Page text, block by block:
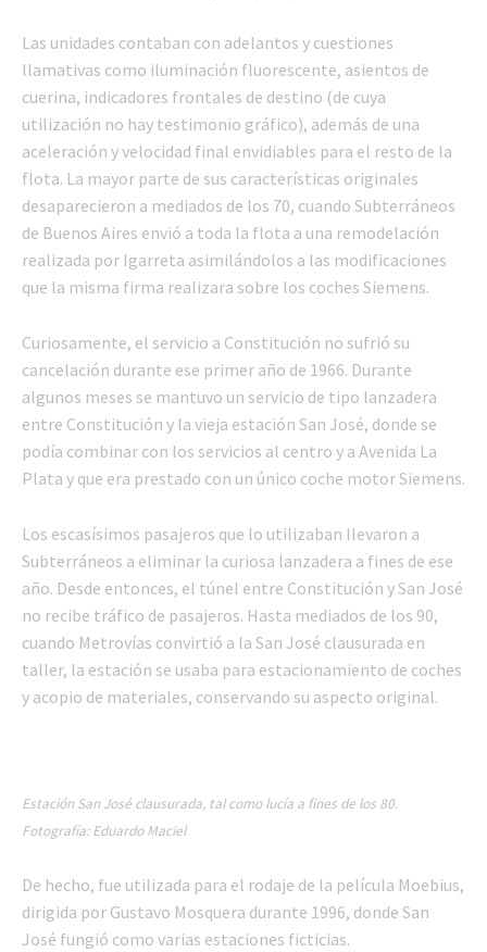
Las unidades contaban con adelantos y cuestiones
llamativas como iluminación fluorescente, asientos de
cuerina, indicadores frontales de destino (de cuya
utilización no hay testimonio gráfico), además de una
aceleración y velocidad final envidiables para el resto de la
flota. La mayor parte de sus características originales
desaparecieron a mediados de los 70, cuando Subterráneos
de Buenos Aires envió a toda la flota a una remodelación
realizada por Igarreta asimilándolos a las modificaciones
que la misma firma realizara sobre los coches Siemens.
Curiosamente, el servicio a Constitución no sufrió su
cancelación durante ese primer año de 1966. Durante
algunos meses se mantuvo un servicio de tipo lanzadera
entre Constitución y la vieja estación San José, donde se
podía combinar con los servicios al centro y a Avenida La
Plata y que era prestado con un único coche motor Siemens.
Los escasísimos pasajeros que lo utilizaban llevaron a
Subterráneos a eliminar la curiosa lanzadera a fines de ese
año. Desde entonces, el túnel entre Constitución y San José
no recibe tráfico de pasajeros. Hasta mediados de los 90,
cuando Metrovías convirtió a la San José clausurada en
taller, la estación se usaba para estacionamiento de coches
y acopio de materiales, conservando su aspecto original.
Estación San José clausurada, tal como lucía a fines de los 80.
Fotografía: Eduardo Maciel
De hecho, fue utilizada para el rodaje de la película Moebius,
dirigida por Gustavo Mosquera durante 1996, donde San
José fungió como varias estaciones ficticias.